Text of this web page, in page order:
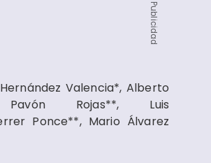
Publicidad
Valencia*, Alberto
Pavón Rojas**, Luis
Ponce**, Mario Álvarez